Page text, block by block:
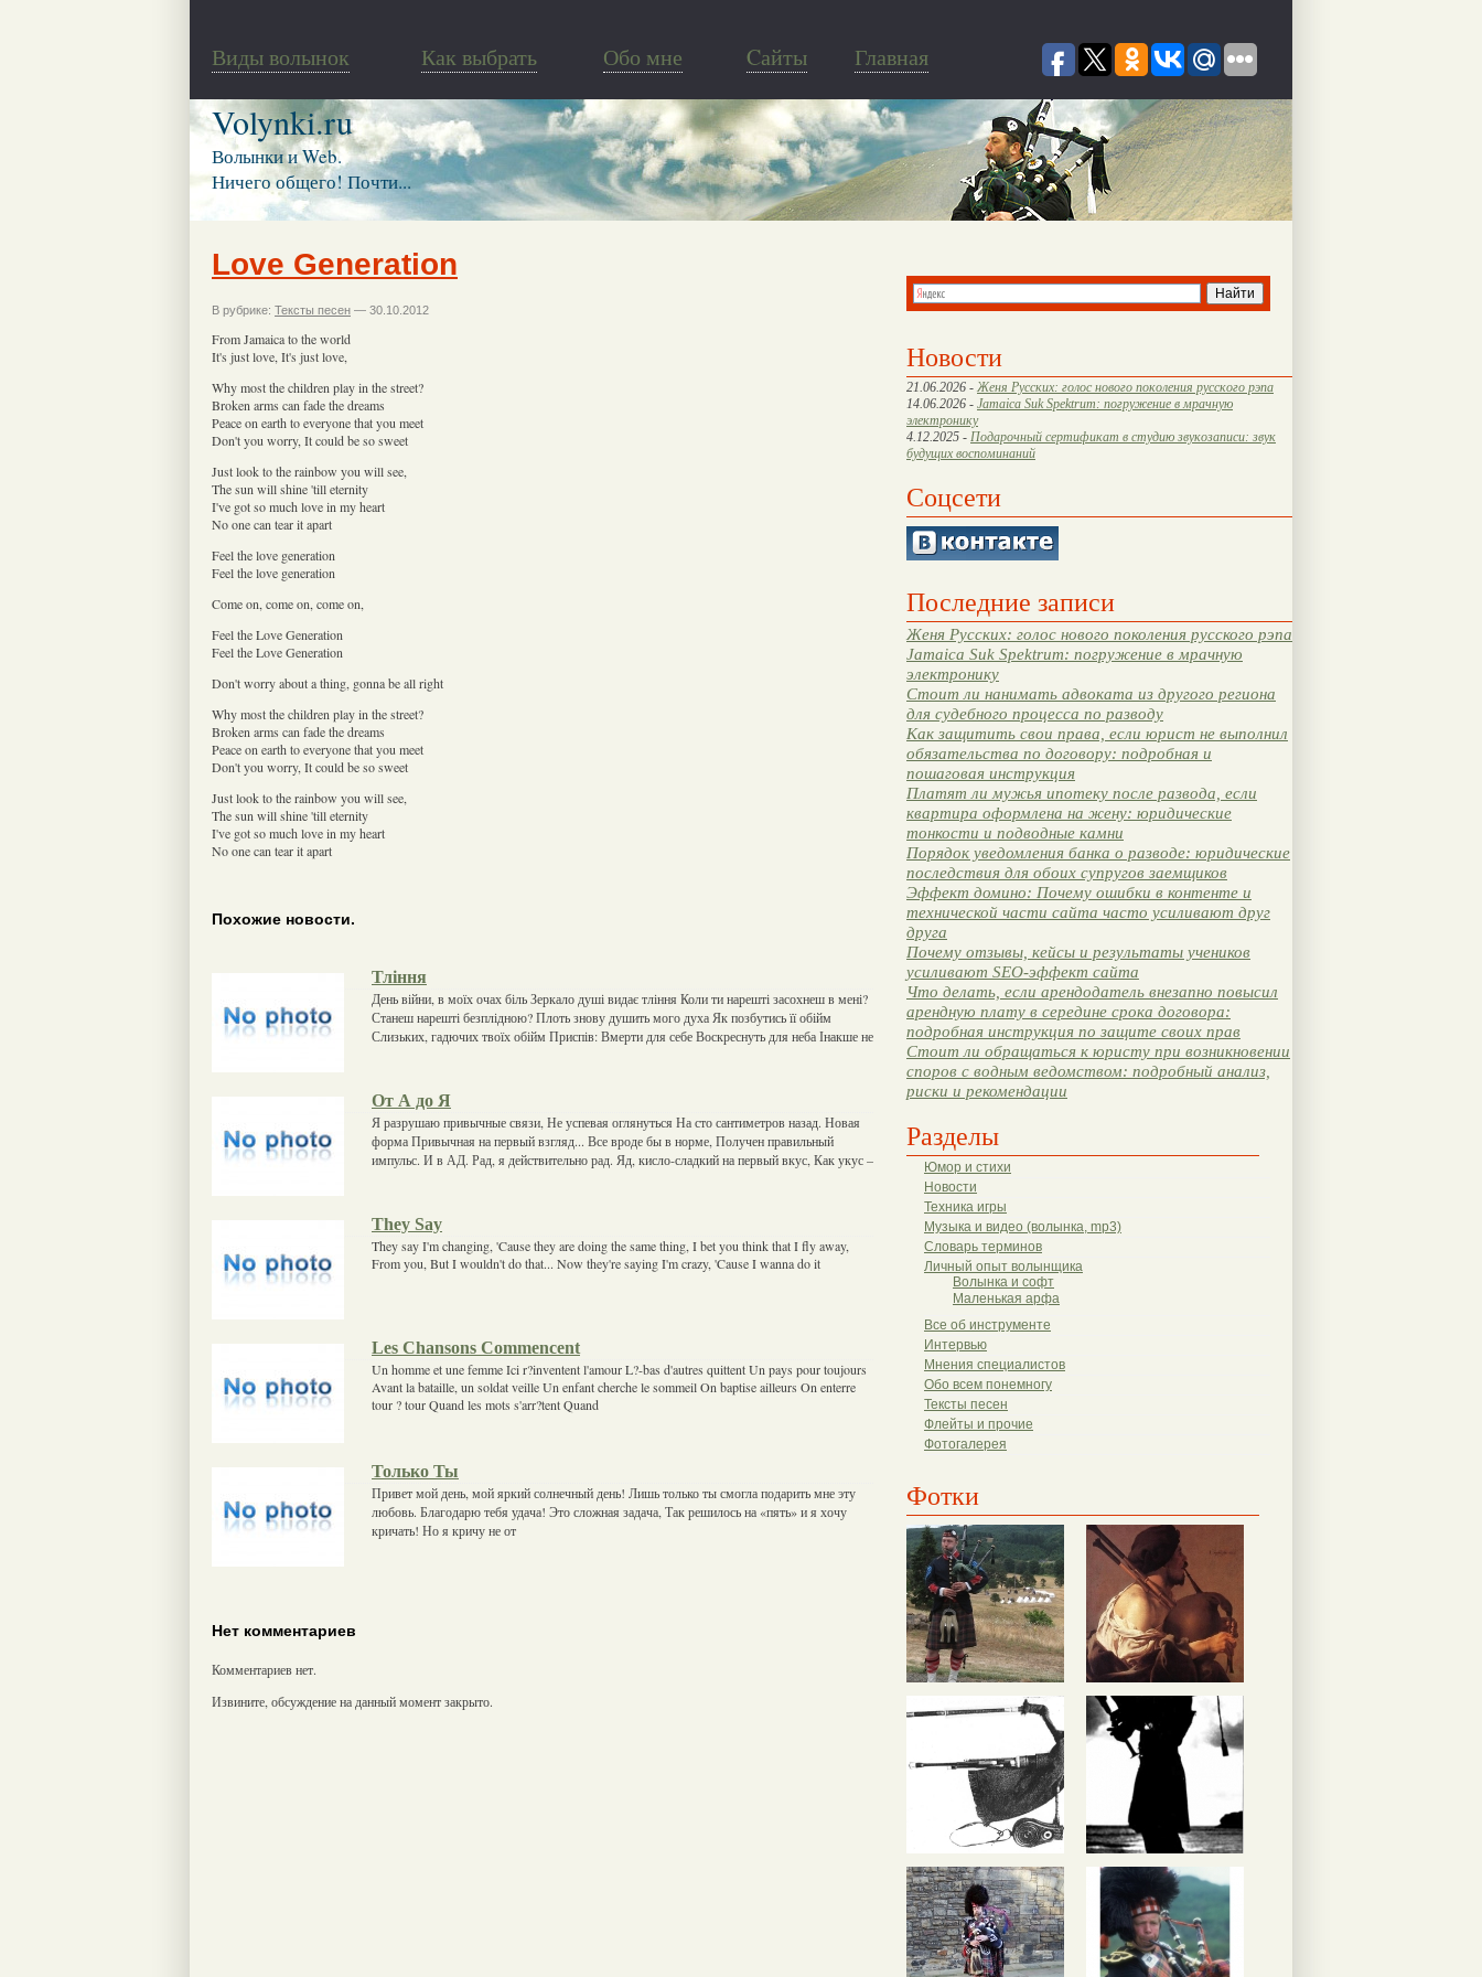
Виды волынок Как выбрать Обо мне Cайты Главная
Volynki.ru
Волынки и Web.
Ничего общего! Почти...
Новости
21.06.2026 - Женя Русских: голос нового поколения русского рэпа
14.06.2026 - Jamaica Suk Spektrum: погружение в мрачную
электронику
4.12.2025 - Подарочный сертификат в студию звукозаписи: звук
будущих воспоминаний
Соцсети
Последние записи
Женя Русских: голос нового поколения русского рэпа
Jamaica Suk Spektrum: погружение в мрачную
электронику
Стоит ли нанимать адвоката из другого региона
для судебного процесса по разводу
Как защитить свои права, если юрист не выполнил
обязательства по договору: подробная и
пошаговая инструкция
Платят ли мужья ипотеку после развода, если
квартира оформлена на жену: юридические
тонкости и подводные камни
Порядок уведомления банка о разводе: юридические
последствия для обоих супругов заемщиков
Эффект домино: Почему ошибки в контенте и
технической части сайта часто усиливают друг
друга
Почему отзывы, кейсы и результаты учеников
усиливают SEO-эффект сайта
Что делать, если арендодатель внезапно повысил
арендную плату в середине срока договора:
подробная инструкция по защите своих прав
Стоит ли обращаться к юристу при возникновении
споров с водным ведомством: подробный анализ,
риски и рекомендации
Разделы
Юмор и стихи
Новости
Техника игры
Музыка и видео (волынка, mp3)
Словарь терминов
Личный опыт волынщика
Волынка и софт
Маленькая арфа
Все об инструменте
Интервью
Мнения специалистов
Обо всем понемногу
Тексты песен
Флейты и прочие
Фотогалерея
Фотки
Love Generation
В рубрике: Тексты песен — 30.10.2012
From Jamaica to the world
It's just love, It's just love,
Why most the children play in the street?
Broken arms can fade the dreams
Peace on earth to everyone that you meet
Don't you worry, It could be so sweet
Just look to the rainbow you will see,
The sun will shine 'till eternity
I've got so much love in my heart
No one can tear it apart
Feel the love generation
Feel the love generation
Come on, come on, come on,
Feel the Love Generation
Feel the Love Generation
Don't worry about a thing, gonna be all right
Why most the children play in the street?
Broken arms can fade the dreams
Peace on earth to everyone that you meet
Don't you worry, It could be so sweet
Just look to the rainbow you will see,
The sun will shine 'till eternity
I've got so much love in my heart
No one can tear it apart
Похожие новости.
Тління
День війни, в моїх очах біль Зеркало душі видає тління Коли ти нарешті засохнеш в мені?
Станеш нарешті безплідною? Плоть знову душить мого духа Як позбутись її обійм
Слизьких, гадючих твоїх обійм Приспів: Вмерти для себе Воскреснуть для неба Інакше не
От А до Я
Я разрушаю привычные связи, Не успевая оглянуться На сто сантиметров назад. Новая
форма Привычная на первый взгляд... Все вроде бы в норме, Получен правильный
импульс. И в АД. Рад, я действительно рад. Яд, кисло-сладкий на первый вкус, Как укус –
They Say
They say I'm changing, 'Cause they are doing the same thing, I bet you think that I fly away,
From you, But I wouldn't do that... Now they're saying I'm crazy, 'Cause I wanna do it
Les Chansons Commencent
Un homme et une femme Ici r?inventent l'amour L?-bas d'autres quittent Un pays pour toujours
Avant la bataille, un soldat veille Un enfant cherche le sommeil On baptise ailleurs On enterre
tour ? tour Quand les mots s'arr?tent Quand
Только Ты
Привет мой день, мой яркий солнечный день! Лишь только ты смогла подарить мне эту
любовь. Благодарю тебя удача! Это сложная задача, Так решилось на «пять» и я хочу
кричать! Но я кричу не от
Нет комментариев
Комментариев нет.
Извините, обсуждение на данный момент закрыто.